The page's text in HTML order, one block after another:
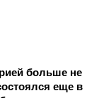
больше не
еще в